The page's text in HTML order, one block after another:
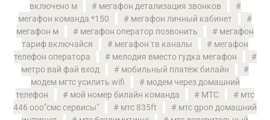
включено м
мегафон детализация звонков
мегафон команда *150
мегафон личный кабинет
мегафон м
мегафон оператор позвонить
мегафон
тариф включайся
мегафон тв каналы
мегафон
телефон оператора
мелодия вместо гудка мегафон
метро вай фай вход
мобильный платеж билайн
модем мгтс усилить wifi
модем через домашний
телефон
мой номер билайн команда МТС
мтс
446 ооо"смс сервисы"
мтс 835ft
мтс gpon домашний